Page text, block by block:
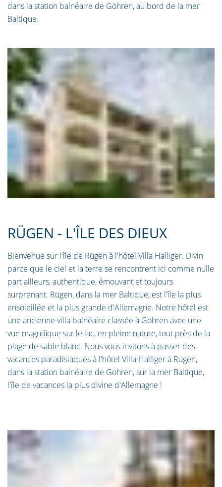
dans la station balnéaire de Göhren, au bord de la mer
Baltique.
RÜGEN - L'ÎLE DES DIEUX
Bienvenue sur l'île de Rügen à l'hôtel Villa Halliger. Divin
parce que le ciel et la terre se rencontrent ici comme nulle
part ailleurs, authentique, émouvant et toujours
surprenant. Rügen, dans la mer Baltique, est l'île la plus
ensoleillée et la plus grande d'Allemagne. Notre hôtel est
une ancienne villa balnéaire classée à Göhren avec une
vue magnifique sur le lac, en pleine nature, tout près de la
plage de sable blanc. Nous vous invitons à passer des
vacances paradisiaques à l'hôtel Villa Halliger à Rügen,
dans la station balnéaire de Göhren, sur la mer Baltique,
l'île de vacances la plus divine d'Allemagne !